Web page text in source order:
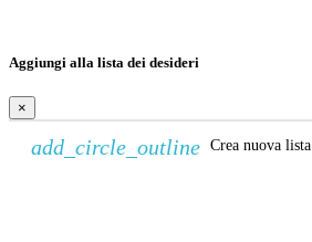
Aggiungi alla lista dei desideri
×
add_circle_outline Crea nuova lista